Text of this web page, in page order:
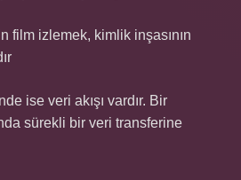
film izlemek, kimlik inşasının
ise veri akışı vardır. Bir
sürekli bir veri transferine